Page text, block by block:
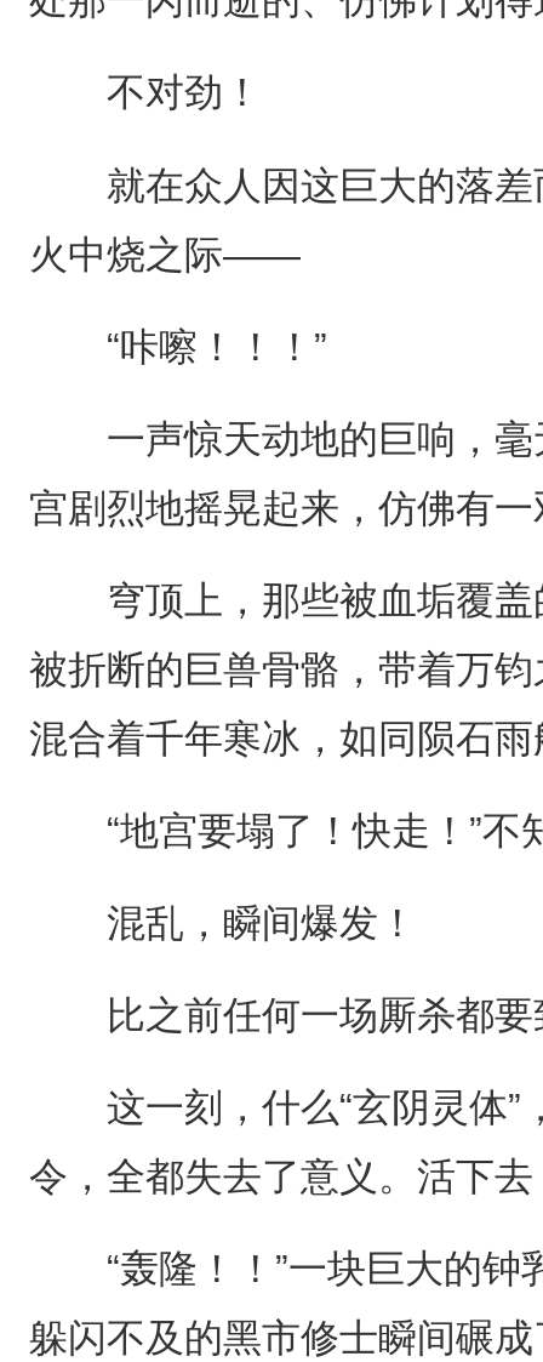
不对劲！
就在众人因这巨大的落差
火中烧之际——
“咔嚓！！！”
一声惊天动地的巨响，毫
宫剧烈地摇晃起来，仿佛有
穹顶上，那些被血垢覆盖
被折断的巨兽骨骼，带着万
混合着千年寒冰，如同陨石
“地宫要塌了！快走！”不
混乱，瞬间爆发！
比之前任何一场厮杀都要
这一刻，什么“玄阴灵体”
令，全都失去了意义。活下
“轰隆！！”一块巨大的钟
躲闪不及的黑市修士瞬间碾